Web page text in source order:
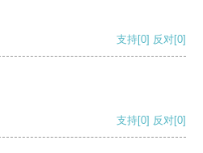
支持[0] 反对[0]
支持[0] 反对[0]